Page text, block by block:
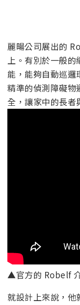
麗暘公司展出的
上。有別於一般
能，能夠自動巡邏
精準的偵測障礙物
全，讓家中的長者
▲官方的 Robelf
就設計上來說，他